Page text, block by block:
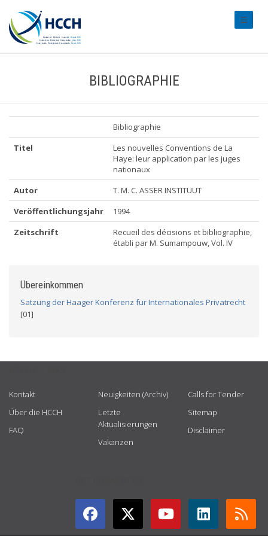
BIBLIOGRAPHIE
Bibliographie
Titel
Les nouvelles Conventions de La
Haye: leur application par les juges
nationaux
Autor
T. M. C. ASSER INSTITUUT
Veröffentlichungsjahr
1994
Zeitschrift
Recueil des décisions et bibliographie,
établi par M. Sumampouw, Vol. IV
Übereinkommen
Satzung der Haager Konferenz für Internationales Privatrecht
[01]
Kontakt
Über die HCCH
FAQ
Neuigkeiten (Archiv)
Letzte
Aktualisierungen
Vakanzen
Calls for Tender
Sitemap
Disclaimer